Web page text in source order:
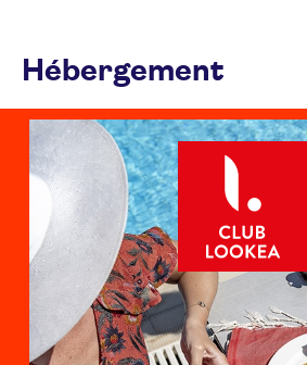
Hébergement